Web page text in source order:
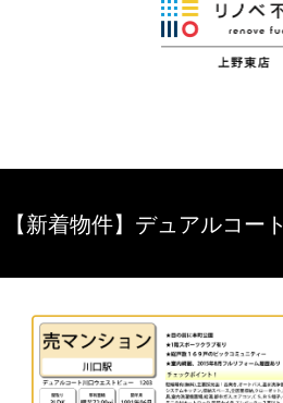
【新着物件】デュアルコー